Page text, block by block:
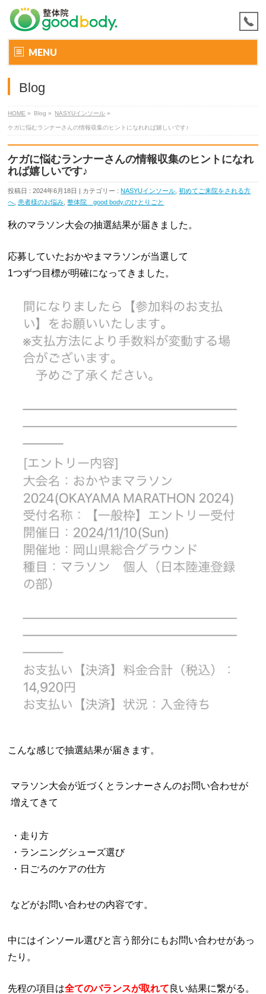
MENU
Blog
HOME » Blog » NASYUインソール »
ケガに悩むランナーさんの情報収集のヒントになれれば嬉しいです♪
ケガに悩むランナーさんの情報収集のヒントになれ
れば嬉しいです♪
投稿日 : 2024年6月18日 | カテゴリー :NASYUインソール ,初めてご来院をされる方
へ 患者様のお悩み ,整体院 good body.のひとりごと
秋のマラソン大会の抽選結果が届きました。
応募していたおかやまマラソンが当選して
1つずつ目標が明確になってきました。
こんな感じで抽選結果が届きます。
マラソン大会が近づくとランナーさんのお問い合わせが
増えてきて
・走り方
・ランニングシューズ選び
・日ごろのケアの仕方
などがお問い合わせの内容です。
中にはインソール選びと言う部分にもお問い合わせがあっ
たり。
先程の項目は全てのバランスが取れて良い結果に繋がる。